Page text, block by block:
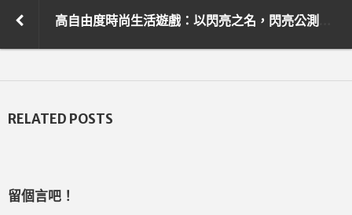
RELATED POSTS
留個言吧！